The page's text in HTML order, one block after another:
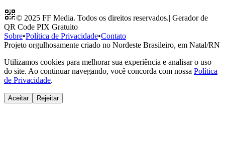
© 2025 FF Media. Todos os direitos reservados.| Gerador de
QR Code PIX Gratuito
Sobre•Política de Privacidade•Contato
Projeto orgulhosamente criado no Nordeste Brasileiro, em Natal/RN
Utilizamos cookies para melhorar sua experiência e analisar o uso
do site. Ao continuar navegando, você concorda com nossa Política
de Privacidade.
Aceitar Rejeitar